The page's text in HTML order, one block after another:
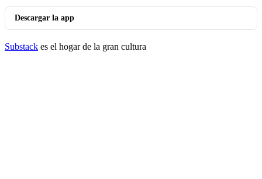
Descargar la app
Substack es el hogar de la gran cultura